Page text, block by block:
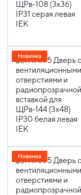
Новинка
Новинка